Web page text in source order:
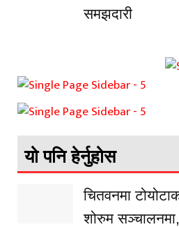
समझदारी
यो पनि हेर्नुहोस
चितवनमा
शोरुम